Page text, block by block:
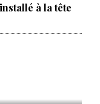
à la tête
68 ans